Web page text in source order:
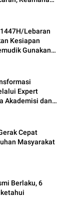
Lebaran
Kesiapan
Gunakan
Expert
Akademisi dan
Cepat
Masyarakat
Berlaku, 6